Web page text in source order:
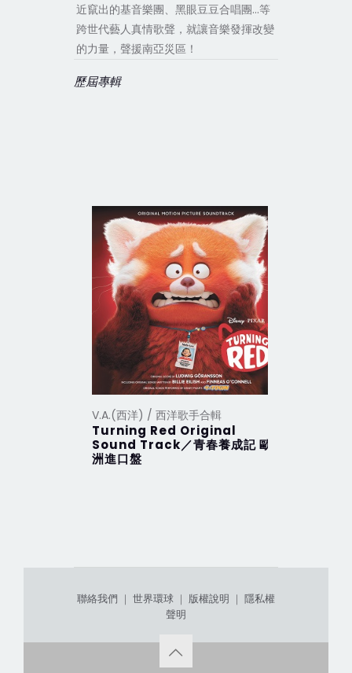
近竄出的基音樂團、黑眼豆豆合唱團…等
跨世代藝人真情歌聲，就讓音樂發揮改變
的力量，聲援南亞災區！
歷屆專輯
V.A.(西洋) / 西洋歌手合輯
Turning Red Original
Sound Track／青春養成記 歐
洲進口盤
聯絡我們 ｜ 世界環球 ｜ 版權說明 ｜ 隱私權
聲明